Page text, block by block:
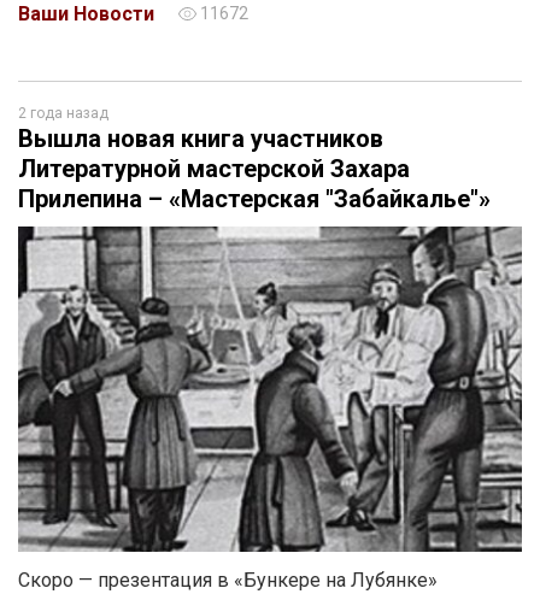
Ваши Новости
11672
2 года назад
Вышла новая книга участников
Литературной мастерской Захара
Прилепина – «Мастерская "Забайкалье"»
Скоро — презентация в «Бункере на Лубянке»